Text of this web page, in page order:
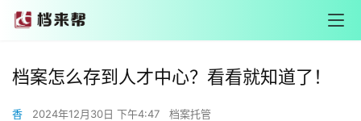
档案怎么存到人才中心？看看就知道了！
香 2024年12月30日 下午4:47 档案托管